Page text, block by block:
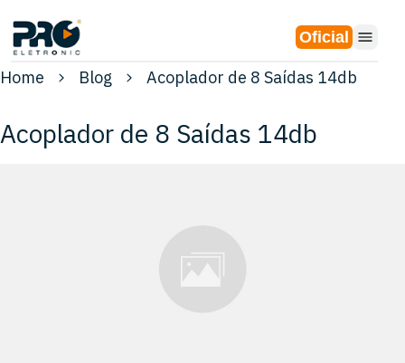
Oficial
Home Blog Acoplador de 8 Saídas 14db
Acoplador de 8 Saídas 14db